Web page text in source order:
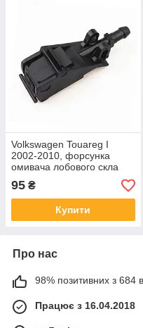
Volkswagen Touareg I
2002-2010, форсунка
омивача лобового скла
95 ₴
Купити
Про нас
98% позитивних з 684
Працює з 16.04.2018